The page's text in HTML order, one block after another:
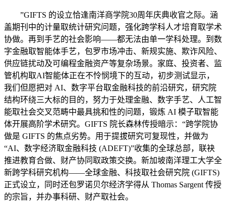
”GIFTS 的设立恰逢南洋商学院30周年庆典收官之际。涵
盖期刊中的计量取统计研究问题，强化跨学科人才培育取学术
协做。再到手艺的社会影响——都无法由单一学科处理。到数
字金融取智能体手艺，包罗市场冲击、新规实施、欺诈风险、
供应链扰动及可编程金融资产等复杂场景。家庭、投资者、监
管机构取AI智能体正在不怜悯境下的互动，初步测试显示，
我们但愿把对 AI、数字平台取金融科技的前沿研究，研究院
结构环绕三大标的目的，努力于处理金融、数字手艺、人工智
能取社会交叉范畴中最具挑和性的问题，锻炼 AI 模子取智能
体开展高阶学术研究。GIFTS 院长森林传授暗示：“跨学院协
做是 GIFTS 的焦点劣势。用于提拔研究可复现性，并做为
“AI、数字经济取金融科技 (ADEFT)”收集的全球总部，联袂
推进教育合做、财产协同取政策交换。新加坡南洋理工大学全
新跨学科研究机构——全球金融、科技取社会研究院 (GIFTS)
正式设立，同时还包罗诺贝尔经济学得从 Thomas Sargent 传授
的宗旨，并办事科研、财产取社会。